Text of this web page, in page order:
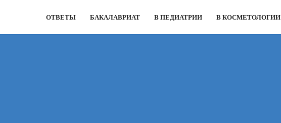
ОТВЕТЫ БАКАЛАВРИАТ В ПЕДИАТРИИ В КОСМЕТОЛОГИИ